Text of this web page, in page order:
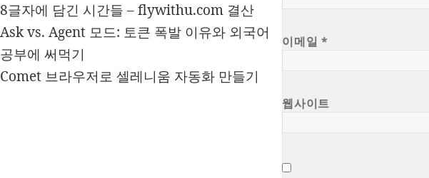
8글자에 담긴 시간들 – flywithu.com 결산
Ask vs. Agent 모드: 토큰 폭발 이유와 외국어
공부에 써먹기
Comet 브라우저로 셀레니움 자동화 만들기
이메일 *
웹사이트